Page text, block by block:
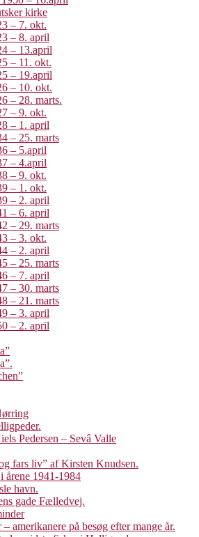
kirke
– 7. okt.
– 8. april
– 13.april
– 11. okt.
– 19.april
– 10. okt.
– 28. marts.
– 9. okt.
– 1. april
– 25. marts
– 5.april
– 4.april
– 9. okt.
– 1. okt.
– 2. april
– 6. april
– 29. marts
– 3. okt.
– 2. april
– 25. marts
– 7. april
– 30. marts
– 21. marts
– 3. april
– 2. april
Pedersen – Sevâ Valle
fars liv” af Kirsten Knudsen.
årene 1941-1984
havn.
gade Fælledvej.
amerikanere på besøg efter mange år.